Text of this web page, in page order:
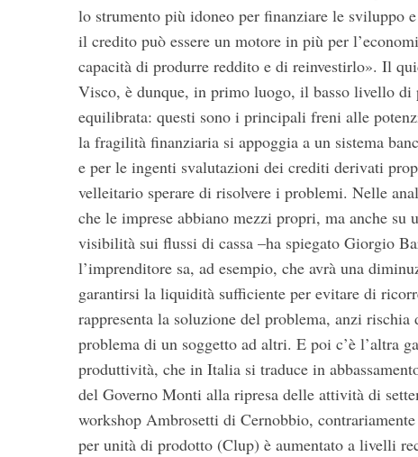
lo strumento più idoneo per finanziare le sviluppo
il credito può essere un motore in più per
capacità di produrre reddito e di reinvestirlo». Il
Visco, è dunque, in primo luogo, il basso livello
equilibrata: questi sono i principali freni alle
la fragilità finanziaria si appoggia a un sistema
e per le ingenti svalutazioni dei crediti derivati
velleitario sperare di risolvere i problemi. Nelle
che le imprese abbiano mezzi propri, ma anche
visibilità sui flussi di cassa –ha spiegato Giorgio
l’imprenditore sa, ad esempio, che avrà una
garantirsi la liquidità sufficiente per evitare di
rappresenta la soluzione del problema, anzi
problema di un soggetto ad altri. E poi c’è l’altra
produttività, che in Italia si traduce in
del Governo Monti alla ripresa delle attività di
workshop Ambrosetti di Cernobbio,
per unità di prodotto (Clup) è aumentato a livelli